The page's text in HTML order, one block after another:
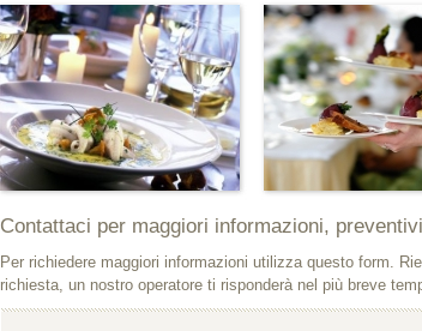
Contattaci per maggiori informazioni,
Per richiedere maggiori informazioni utilizza questo form.
richiesta, un nostro operatore ti risponderà nel più breve